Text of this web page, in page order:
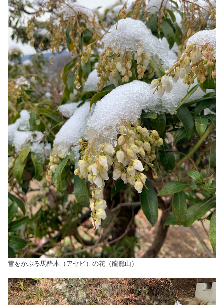
雪をかぶる馬酔木（アセビ）の花（龍籠山）